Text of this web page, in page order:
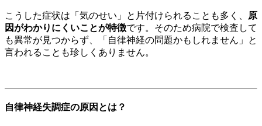
こうした症状は「気のせい」と片付けられることも多く、
原
因がわかりにくいことが特徴です。そのため病院で検査して
も異常が見つからず、「自律神経の問題かもしれません」と
言われることも珍しくありません。
自律神経失調症の原因とは？